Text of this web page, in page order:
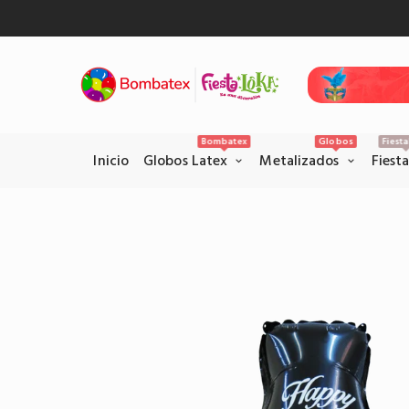
PSE en el siguiente link.
Inicio Globos Latex
Bombatex
Metalizados
Globos
Fiesta